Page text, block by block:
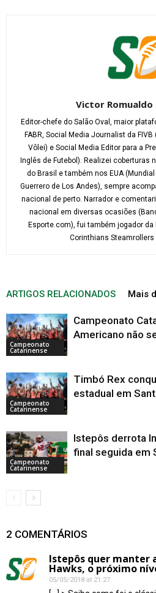
Victor Romualdo
Editor-chefe do Salão Oval, maior
FABR, Social Media Journalist da
Vôlei) e Social Media Editor para a
Inglês de Futebol). Realizei coberturas
do Brasil e também nos EUA
Guerrero de Los Andes), sempre
nacional de perto. Narrador e
nacional em diversas ocasiões
Esporte.com), fui também jogador da
Corinthians Steamrollers
ARTIGOS RELACIONADOS Mais
Campeonato
Catarinense
Campeonato
Americano não
Campeonato
Catarinense
Timbó Rex
estadual em
Campeonato
Catarinense
Istepôs derrota
final seguida em
2 COMENTÁRIOS
Istepôs quer manter
Hawks, o próximo
05/05/2018 at 21:27